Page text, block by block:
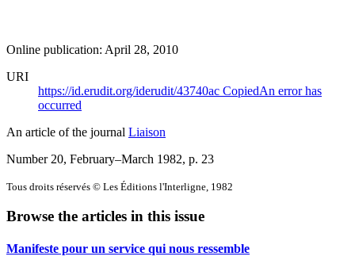
Online publication: April 28, 2010
URI
https://id.erudit.org/iderudit/43740ac CopiedAn error has
occurred
An article of the journal Liaison
Number 20, February–March 1982, p. 23
Tous droits réservés © Les Éditions l'Interligne, 1982
Browse the articles in this issue
Manifeste pour un service qui nous ressemble